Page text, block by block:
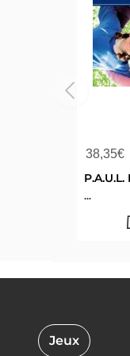
38,35€
...
Jeux